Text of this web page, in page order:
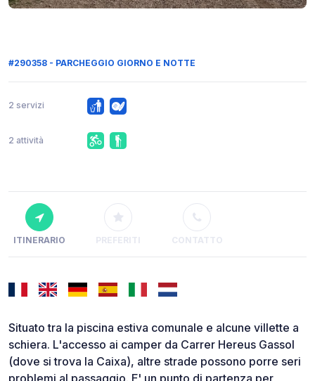
#290358 - PARCHEGGIO GIORNO E NOTTE
2 servizi
2 attività
ITINERARIO PREFERITI CONTATTO
Situato tra la piscina estiva comunale e alcune villette a
schiera. L'accesso ai camper da Carrer Hereus Gassol
(dove si trova la Caixa), altre strade possono porre seri